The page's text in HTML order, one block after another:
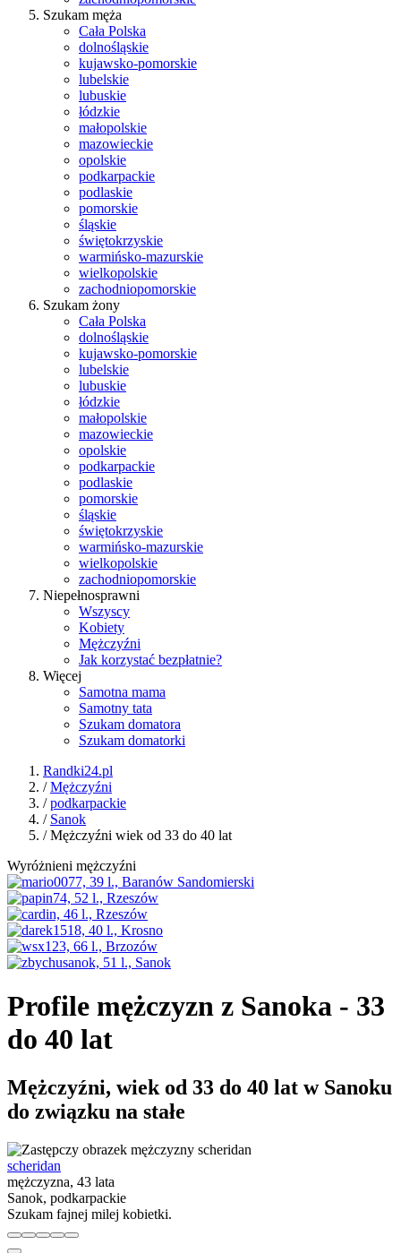
Szukam męża
Cała Polska
dolnośląskie
kujawsko-pomorskie
lubelskie
lubuskie
łódzkie
małopolskie
mazowieckie
opolskie
podkarpackie
podlaskie
pomorskie
śląskie
świętokrzyskie
warmińsko-mazurskie
wielkopolskie
zachodniopomorskie
Szukam żony
Cała Polska
dolnośląskie
kujawsko-pomorskie
lubelskie
lubuskie
łódzkie
małopolskie
mazowieckie
opolskie
podkarpackie
podlaskie
pomorskie
śląskie
świętokrzyskie
warmińsko-mazurskie
wielkopolskie
zachodniopomorskie
Niepełnosprawni
Wszyscy
Kobiety
Mężczyźni
Jak korzystać bezpłatnie?
Więcej
Samotna mama
Samotny tata
Szukam domatora
Szukam domatorki
Randki24.pl
/Mężczyźni
/podkarpackie
/ Sanok
/ Mężczyźni wiek od 33 do 40 lat
Wyróżnieni mężczyźni
Profile mężczyzn z Sanoka - 33
do 40 lat
Mężczyźni, wiek od 33 do 40 lat w Sanoku
do związku na stałe
scheridan
mężczyzna, 43 lata
Sanok, podkarpackie
Szukam fajnej milej kobietki.